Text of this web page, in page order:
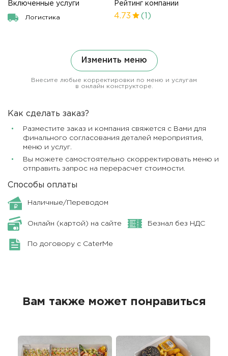
Включенные услуги
Логистика
Рейтинг компании
4.73 (1)
Изменить меню
Внесите любые корректировки по меню и услугам
в онлайн конструкторе.
Как сделать заказ?
Разместите заказ и компания свяжется с Вами для
финального согласования деталей мероприятия,
меню и услуг.
Вы можете самостоятельно скорректировать меню и
отправить запрос на перерасчет стоимости.
Способы оплаты
Наличные/Переводом
Онлайн (картой) на сайте Безнал без НДС
По договору с CaterMe
Вам также может понравиться